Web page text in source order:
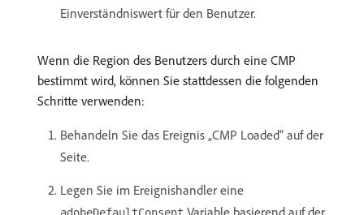
Einverständniswert für den Benutzer.
Wenn die Region des Benutzers durch eine CMP
bestimmt wird, können Sie stattdessen die folgenden
Schritte verwenden:
Behandeln Sie das Ereignis „CMP Loaded“ auf der
Seite.
Legen Sie im Ereignishandler eine
adobeDefaultConsent Variable basierend auf der